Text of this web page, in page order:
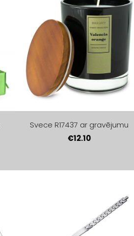
Svece R17437 ar gravējumu
€12.10